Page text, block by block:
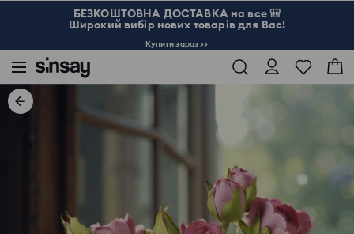
БЕЗКОШТОВНА ДОСТАВКА на все 🎒
Широкий вибір нових товарів для Вас!
Купити зараз >>